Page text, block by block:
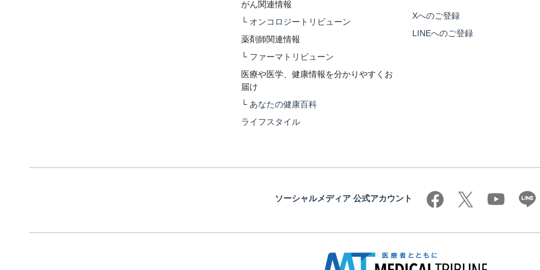
がん関連情報
└ オンコロジートリビューン
薬剤師関連情報
└ ファーマトリビューン
医療や医学、健康情報を分かりやすくお
届け
└ あなたの健康百科
ライフスタイル
Xへのご登録
LINEへのご登録
ソーシャルメディア 公式アカウント